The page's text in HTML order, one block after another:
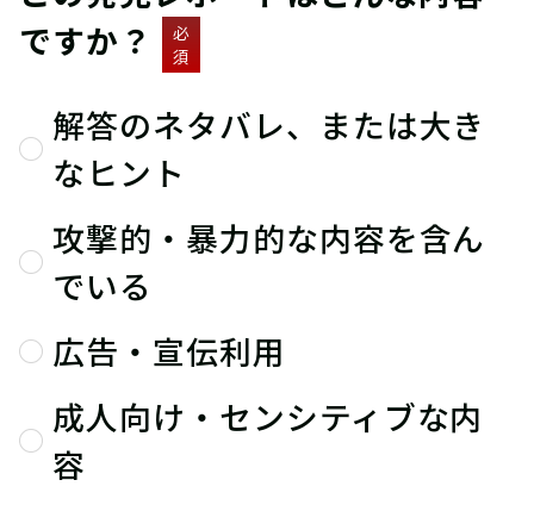
ですか？
必
須
解答のネタバレ、または大き
なヒント
攻撃的・暴力的な内容を含ん
でいる
広告・宣伝利用
成人向け・センシティブな内
容